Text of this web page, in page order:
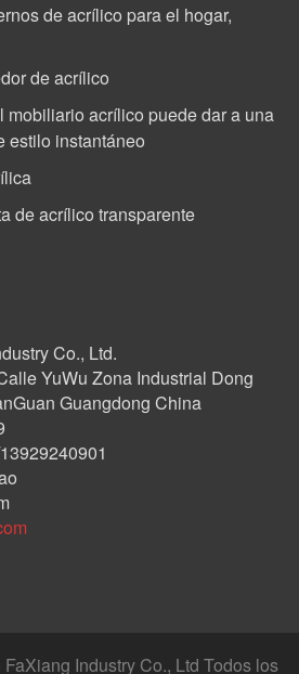
de acrílico para el hogar,
de acrílico
mobiliario acrílico puede dar a una
estilo instantáneo
de acrílico transparente
Co., Ltd.
YuWu Zona Industrial Dong
Guangdong China
Industry Co., Ltd Todos los